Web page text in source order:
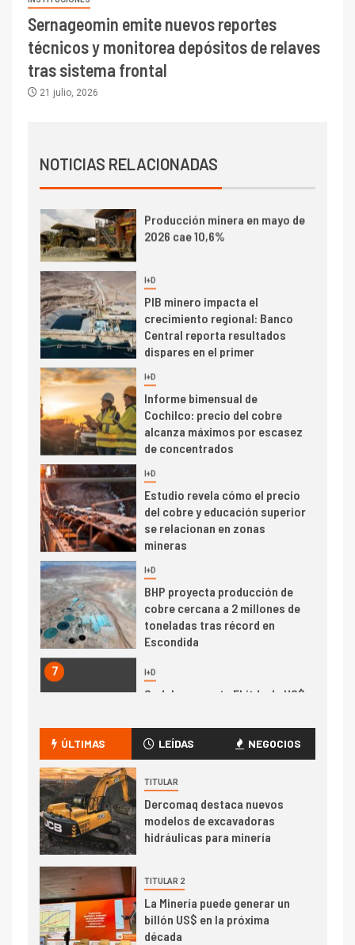
Sernageomin emite nuevos reportes
técnicos y monitorea depósitos de relaves
tras sistema frontal
21 julio, 2026
NOTICIAS RELACIONADAS
1 I+D
Codelco Ventanas prueba
camión 100% eléctrico para
transportar cátodos al Puerto
Producción minera en mayo de
2026 cae 10,6%
3 I+D
PIB minero impacta el
Central reporta resultados
dispares en el primer
trimestre
4 I+D
Informe bimensual de
Cochilco: precio del cobre
alcanza máximos por escasez
de concentrados
5 I+D
Estudio revela cómo el precio
del cobre y educación superior
se relacionan en zonas
mineras
6 I+D
BHP proyecta producción de
cobre cercana a 2 millones de
toneladas tras récord en
Escondida
7 I+D
Codelco reporta Ebitda de US$
6.670 millones y mejora sus
indicadores financieros
camión 100% eléctrico para
transportar cátodos al Puerto
2
Producción minera en mayo de
3
PIB minero impacta el
crecimiento regional: Banco
ÚLTIMAS LEÍDAS NEGOCIOS
TITULAR
Dercomaq destaca nuevos
modelos de excavadoras
hidráulicas para minería
TITULAR 2
La Minería puede generar un
billón US$ en la próxima
década